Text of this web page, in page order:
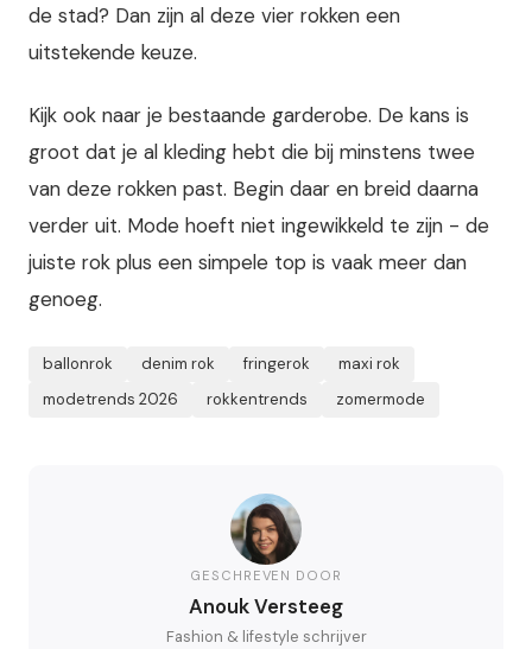
de stad? Dan zijn al deze vier rokken een
uitstekende keuze.
Kijk ook naar je bestaande garderobe. De kans is
groot dat je al kleding hebt die bij minstens twee
van deze rokken past. Begin daar en breid daarna
verder uit. Mode hoeft niet ingewikkeld te zijn - de
juiste rok plus een simpele top is vaak meer dan
genoeg.
ballonrok denim rok fringerok
maxi rok
modetrends 2026
rokkentrends zomermode
GESCHREVEN DOOR
Anouk Versteeg
Fashion & lifestyle schrijver